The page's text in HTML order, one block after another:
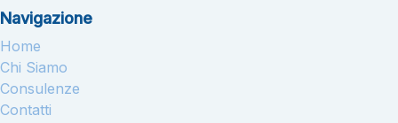
Navigazione
Home
Chi Siamo
Consulenze
Contatti